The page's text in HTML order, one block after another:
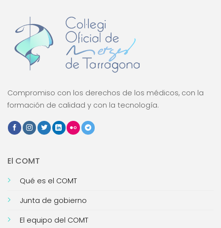
Compromiso con los derechos de los médicos, con la
formación de calidad y con la tecnología.
El COMT
Qué es el COMT
Junta de gobierno
El equipo del COMT